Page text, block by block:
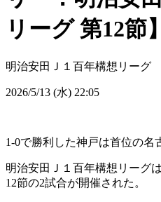
リーグ 第12節】
明治安田Ｊ１百年構想リーグ
2026/5/13 (水) 22:05
1-0で勝利した神戸は首位の名
明治安田Ｊ１百年構想リーグ
12節の2試合が開催された。